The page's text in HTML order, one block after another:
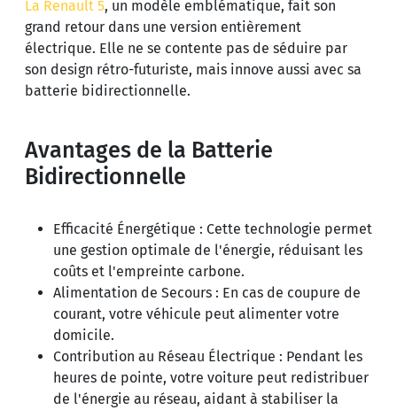
La Renault 5, un modèle emblématique, fait son
grand retour dans une version entièrement
électrique. Elle ne se contente pas de séduire par
son design rétro-futuriste, mais innove aussi avec sa
batterie bidirectionnelle.
Avantages de la Batterie
Bidirectionnelle
Efficacité Énergétique : Cette technologie permet
une gestion optimale de l'énergie, réduisant les
coûts et l'empreinte carbone.
Alimentation de Secours : En cas de coupure de
courant, votre véhicule peut alimenter votre
domicile.
Contribution au Réseau Électrique : Pendant les
heures de pointe, votre voiture peut redistribuer
de l'énergie au réseau, aidant à stabiliser la